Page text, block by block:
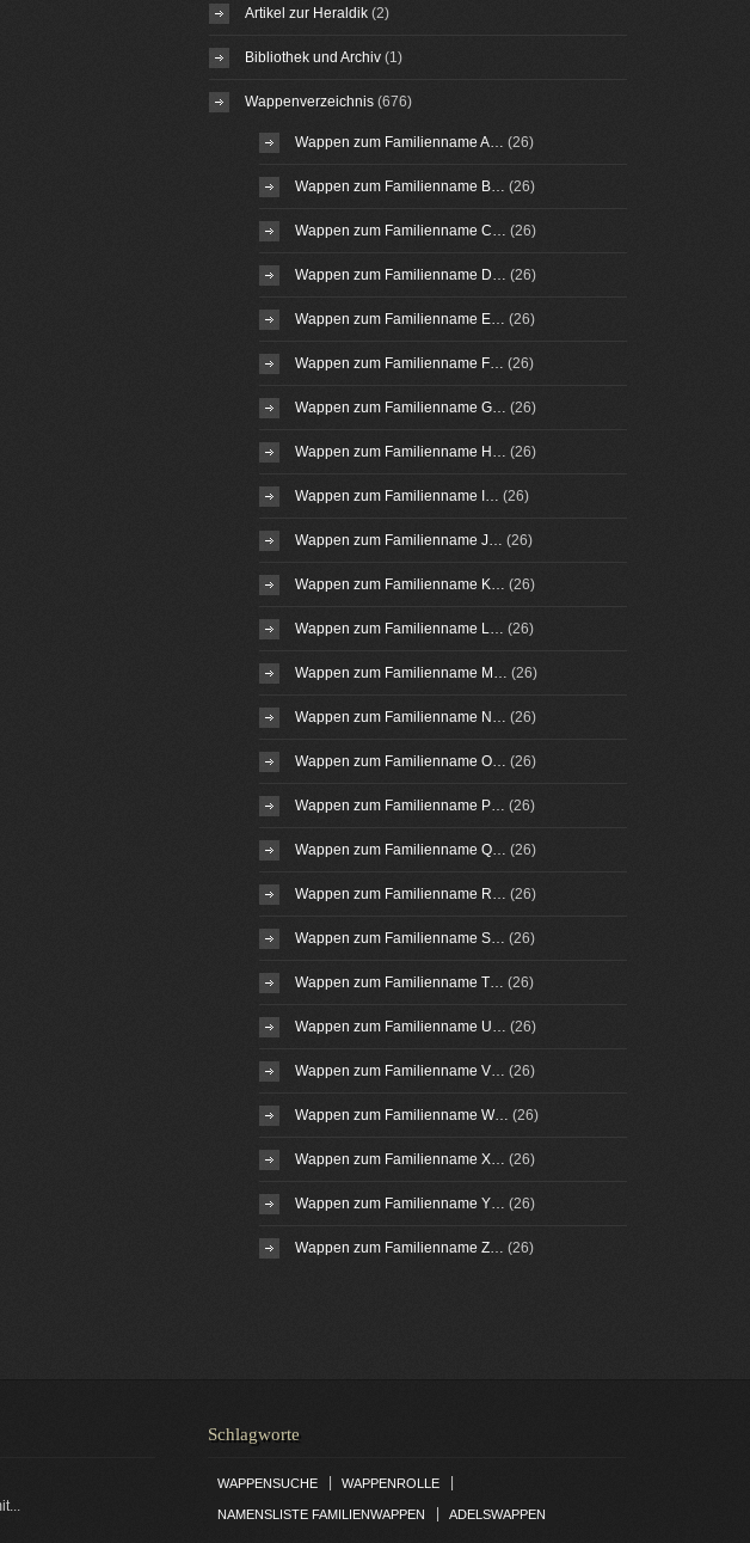
Artikel zur Heraldik(2)
Bibliothek und Archiv(1)
Wappenverzeichnis(676)
Wappen zum Familienname A… (26)
Wappen zum Familienname B… (26)
Wappen zum Familienname C… (26)
Wappen zum Familienname D… (26)
Wappen zum Familienname E… (26)
Wappen zum Familienname F… (26)
Wappen zum Familienname G… (26)
Wappen zum Familienname H… (26)
Wappen zum Familienname I… (26)
Wappen zum Familienname J… (26)
Wappen zum Familienname K… (26)
Wappen zum Familienname L… (26)
Wappen zum Familienname M… (26)
Wappen zum Familienname N… (26)
Wappen zum Familienname O… (26)
Wappen zum Familienname P… (26)
Wappen zum Familienname Q… (26)
Wappen zum Familienname R… (26)
Wappen zum Familienname S… (26)
Wappen zum Familienname T… (26)
Wappen zum Familienname U… (26)
Wappen zum Familienname V… (26)
Wappen zum Familienname W… (26)
Wappen zum Familienname X… (26)
Wappen zum Familienname Y… (26)
Wappen zum Familienname Z… (26)
Schlagworte
WAPPENSUCHE WAPPENROLLE
NAMENSLISTE FAMILIENWAPPEN ADELSWAPPEN